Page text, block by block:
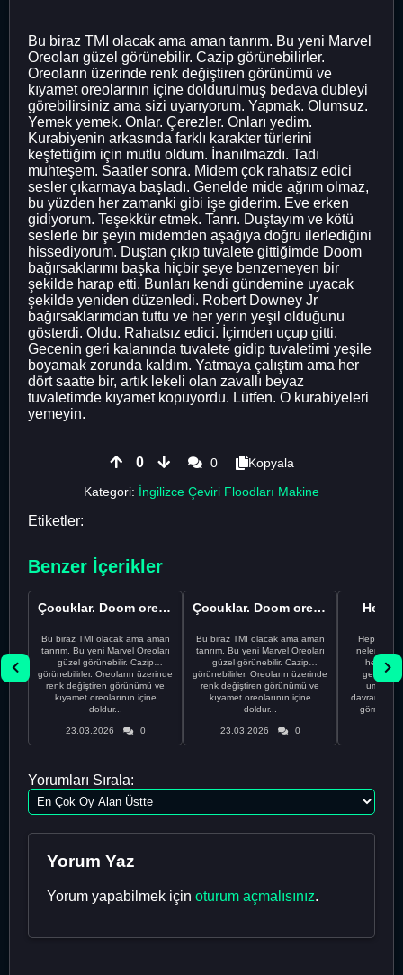
Bu biraz TMI olacak ama aman tanrım. Bu yeni Marvel
Oreoları güzel görünebilir. Cazip görünebilirler.
Oreoların üzerinde renk değiştiren görünümü ve
kıyamet oreolarının içine doldurulmuş bedava dubleyi
görebilirsiniz ama sizi uyarıyorum. Yapmak. Olumsuz.
Yemek yemek. Onlar. Çerezler. Onları yedim.
Kurabiyenin arkasında farklı karakter türlerini
keşfettiğim için mutlu oldum. İnanılmazdı. Tadı
muhteşem. Saatler sonra. Midem çok rahatsız edici
sesler çıkarmaya başladı. Genelde mide ağrım olmaz,
bu yüzden her zamanki gibi işe giderim. Eve erken
gidiyorum. Teşekkür etmek. Tanrı. Duştayım ve kötü
seslerle bir şeyin midemden aşağıya doğru ilerlediğini
hissediyorum. Duştan çıkıp tuvalete gittiğimde Doom
bağırsaklarımı başka hiçbir şeye benzemeyen bir
şekilde harap etti. Bunları kendi gündemine uyacak
şekilde yeniden düzenledi. Robert Downey Jr
bağırsaklarımdan tuttu ve her yerin yeşil olduğunu
gösterdi. Oldu. Rahatsız edici. İçimden uçup gitti.
Gecenin geri kalanında tuvalete gidip tuvaletimi yeşile
boyamak zorunda kaldım. Yatmaya çalıştım ama her
dört saatte bir, artık lekeli olan zavallı beyaz
tuvaletimde kıyamet kopuyordu. Lütfen. O kurabiyeleri
yemeyin.
0 0
Kopyala
Kategori: İngilizce Çeviri Floodları Makine
Etiketler:
Benzer İçerikler
Çocuklar. Doom oreolarını yemeyin
Bu biraz TMI olacak ama aman
tanrım. Bu yeni Marvel Oreoları
güzel görünebilir. Cazip
görünebilirler. Oreoların üzerinde
renk değiştiren görünümü ve
kıyamet oreolarının içine
doldur...
23.03.2026 0
Çocuklar. Doom oreolarını yemeyin
Bu biraz TMI olacak ama aman
tanrım. Bu yeni Marvel Oreoları
güzel görünebilir. Cazip
görünebilirler. Oreoların üzerinde
renk değiştiren görünümü ve
kıyamet oreolarının içine
doldur...
23.03.2026 0
Hepiniz
neler
hepiniz
geldiniz,
Yorumları Sırala:
Yorum Yaz
Yorum yapabilmek için oturum açmalısınız.